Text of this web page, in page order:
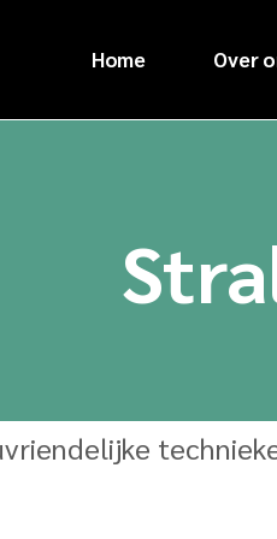
Home Over